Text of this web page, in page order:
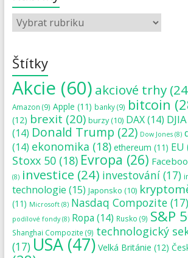
Štítky
Akcie (60) akciové trhy
Amazon (9) Apple (11) banky(9) bitcoin
(12) brexit (20) burzy(10) DAX(14) DJIA
(14) Donald Trump (22) Dow Jones(8)
(14) ekonomika (18) ethereum (11) EU
Stoxx 50(18) Evropa (26)
(8) investice (24) investování(17)
technologie (15) Japonsko (10)
(11) Microsoft(8) Nasdaq Compozite(17)
podílové fondy(8) Ropa (14) Rusko (9) S&P
Shanghai Compozite (9) technologický
(17)USA(47) Velká Británie (12)